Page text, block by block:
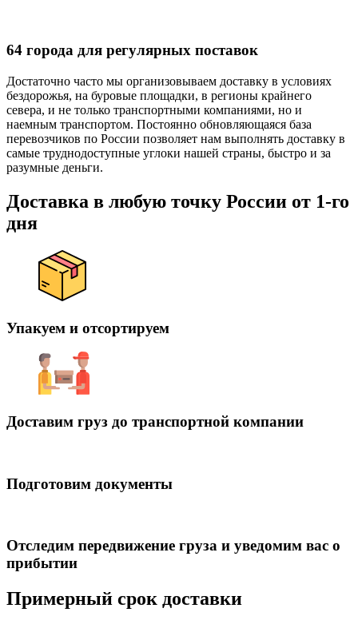
64 города для регулярных поставок
Достаточно часто мы организовываем доставку в условиях
бездорожья, на буровые площадки, в регионы крайнего
севера, и не только транспортными компаниями, но и
наемным транспортом. Постоянно обновляющаяся база
перевозчиков по России позволяет нам выполнять доставку в
самые труднодоступные углоки нашей страны, быстро и за
разумные деньги.
Доставка в любую точку России от 1-го
дня
Упакуем и отсортируем
Доставим груз до транспортной компании
Подготовим документы
Отследим передвижение груза и уведомим вас о
прибытии
Примерный срок доставки